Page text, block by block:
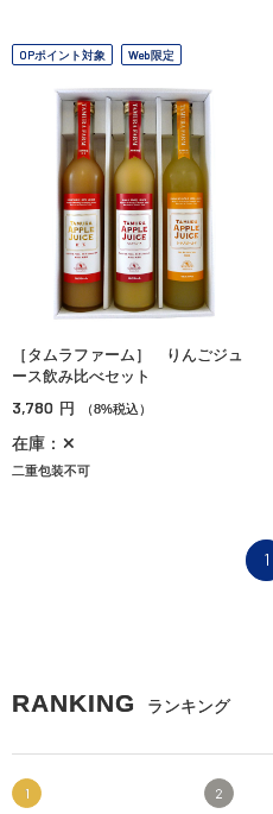
OPポイント対象 Web限定
［タムラファーム］ りんごジュ
ース飲み比べセット
3,780 円 （8%税込）
在庫：✕
二重包装不可
1
RANKING ランキング
1 2